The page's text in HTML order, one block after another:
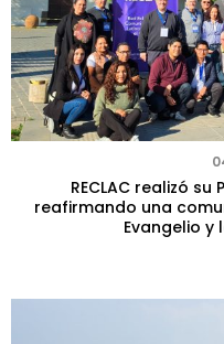
RECLAC realizó
reafirmando una
Evangelio y